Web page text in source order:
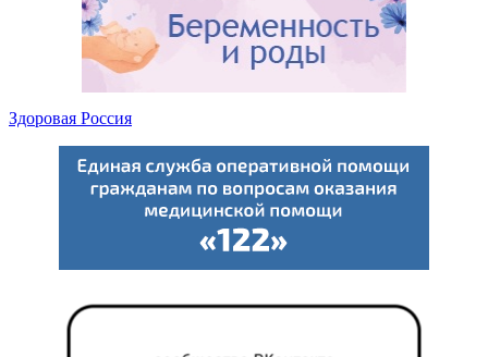
Здоровая Россия